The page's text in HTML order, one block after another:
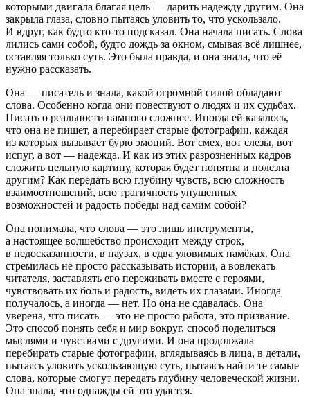
которыми двигала благая цель — дарить надежду другим. Она
закрыла глаза, словно пытаясь уловить то, что ускользало.
И вдруг, как будто кто-то подсказал. Она начала писать. Слова
лились сами собой, будто дождь за окном, смывая всë лишнее,
оставляя только суть. Это была правда, и она знала, что еë
нужно рассказать.
Она — писатель и знала, какой огромной силой обладают
слова. Особенно когда они повествуют о людях и их судьбах.
Писать о реальности намного сложнее. Иногда ей казалось,
что она не пишет, а перебирает старые фотографии, каждая
из которых вызывает бурю эмоций. Вот смех, вот слезы, вот
испуг, а вот — надежда. И как из этих разрозненных кадров
сложить цельную картину, которая будет понятна и полезна
другим? Как передать всю глубину чувств, всю сложность
взаимоотношений, всю трагичность упущенных
возможностей и радость победы над самим собой?
Она понимала, что слова — это лишь инструменты,
а настоящее волшебство происходит между строк,
в недосказанности, в паузах, в едва уловимых намëках. Она
стремилась не просто рассказывать истории, а вовлекать
читателя, заставлять его переживать вместе с героями,
чувствовать их боль и радость, видеть их глазами. Иногда
получалось, а иногда — нет. Но она не сдавалась. Она
уверена, что писать — это не просто работа, это призвание.
Это способ понять себя и мир вокруг, способ поделиться
мыслями и чувствами с другими. И она продолжала
перебирать старые фотографии, вглядываясь в лица, в детали,
пытаясь уловить ускользающую суть, пытаясь найти те самые
слова, которые смогут передать глубину человеческой жизни.
Она знала, что однажды ей это удастся.